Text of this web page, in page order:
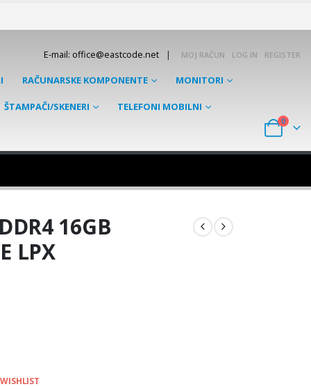
E-mail: office@eastcode.net | MOJ RAČUN LOG IN REGISTER
RAČUNARSKE KOMPONENTE MONITORI
ŠTAMPAČI/SKENERI TELEFONI MOBILNI
0
16GB
LPX